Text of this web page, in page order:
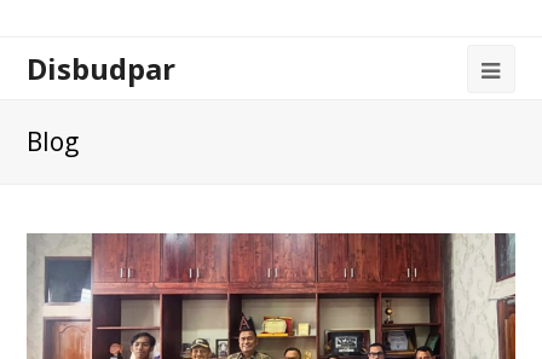
Disbudpar
Blog